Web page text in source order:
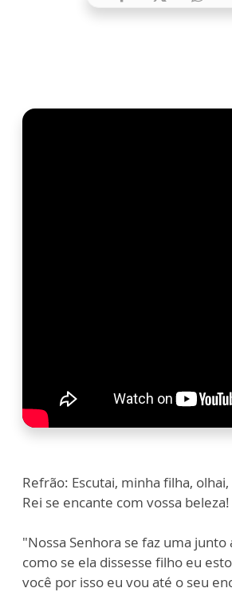
Refrão: Escutai, minha filha,
Rei se encante com vossa beleza!
"Nossa Senhora se faz uma junto
como se ela dissesse filho eu
você por isso eu vou até o seu